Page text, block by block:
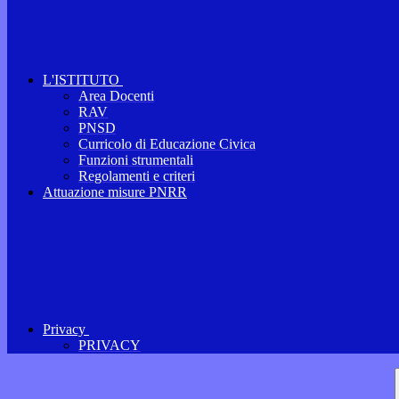
L'ISTITUTO
Area Docenti
RAV
PNSD
Curricolo di Educazione Civica
Funzioni strumentali
Regolamenti e criteri
Attuazione misure PNRR
Privacy
PRIVACY